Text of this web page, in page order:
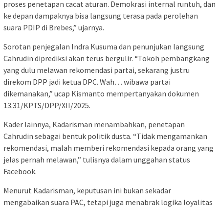
proses penetapan cacat aturan. Demokrasi internal runtuh, dan
ke depan dampaknya bisa langsung terasa pada perolehan
suara PDIP di Brebes,” ujarnya.
Sorotan penjegalan Indra Kusuma dan penunjukan langsung
Cahrudin diprediksi akan terus bergulir. “Tokoh pembangkang
yang dulu melawan rekomendasi partai, sekarang justru
direkom DPP jadi ketua DPC. Wah… wibawa partai
dikemanakan,” ucap Kismanto mempertanyakan dokumen
13.31/KPTS/DPP/XII/2025.
Kader lainnya, Kadarisman menambahkan, penetapan
Cahrudin sebagai bentuk politik dusta. “Tidak mengamankan
rekomendasi, malah memberi rekomendasi kepada orang yang
jelas pernah melawan,” tulisnya dalam unggahan status
Facebook.
Menurut Kadarisman, keputusan ini bukan sekadar
mengabaikan suara PAC, tetapi juga menabrak logika loyalitas